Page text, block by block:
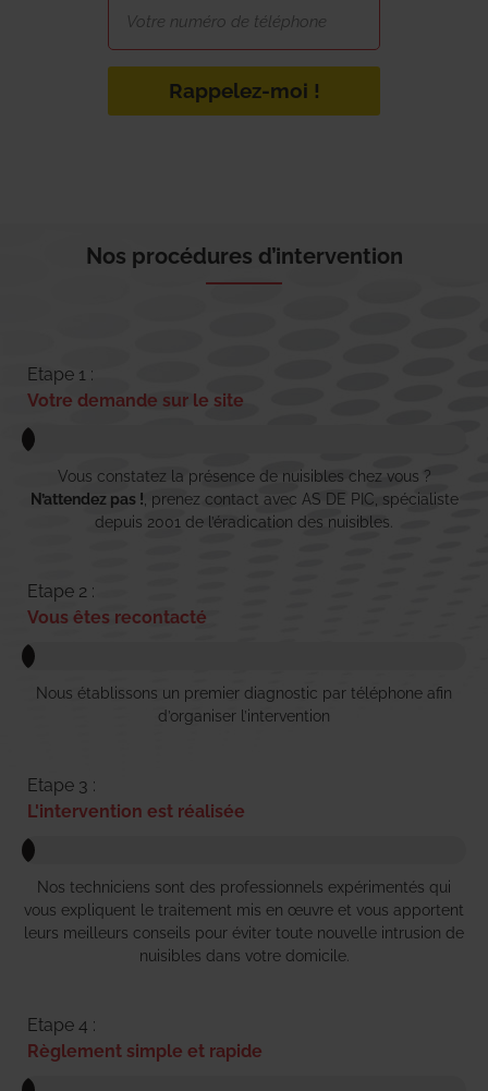
Rappelez-moi !
Nos procédures d’intervention
Etape 1 :
Votre demande sur le site
Vous constatez la présence de nuisibles chez vous ?
N’attendez pas ! , prenez contact avec AS DE PIC, spécialiste
depuis 2001 de l’éradication des nuisibles.
Etape 2 :
Vous êtes recontacté
Nous établissons un premier diagnostic par téléphone afin
d’organiser l’intervention
Etape 3 :
L'intervention est réalisée
Nos techniciens sont des professionnels expérimentés qui
vous expliquent le traitement mis en œuvre et vous apportent
leurs meilleurs conseils pour éviter toute nouvelle intrusion de
nuisibles dans votre domicile.
Etape 4 :
Règlement simple et rapide